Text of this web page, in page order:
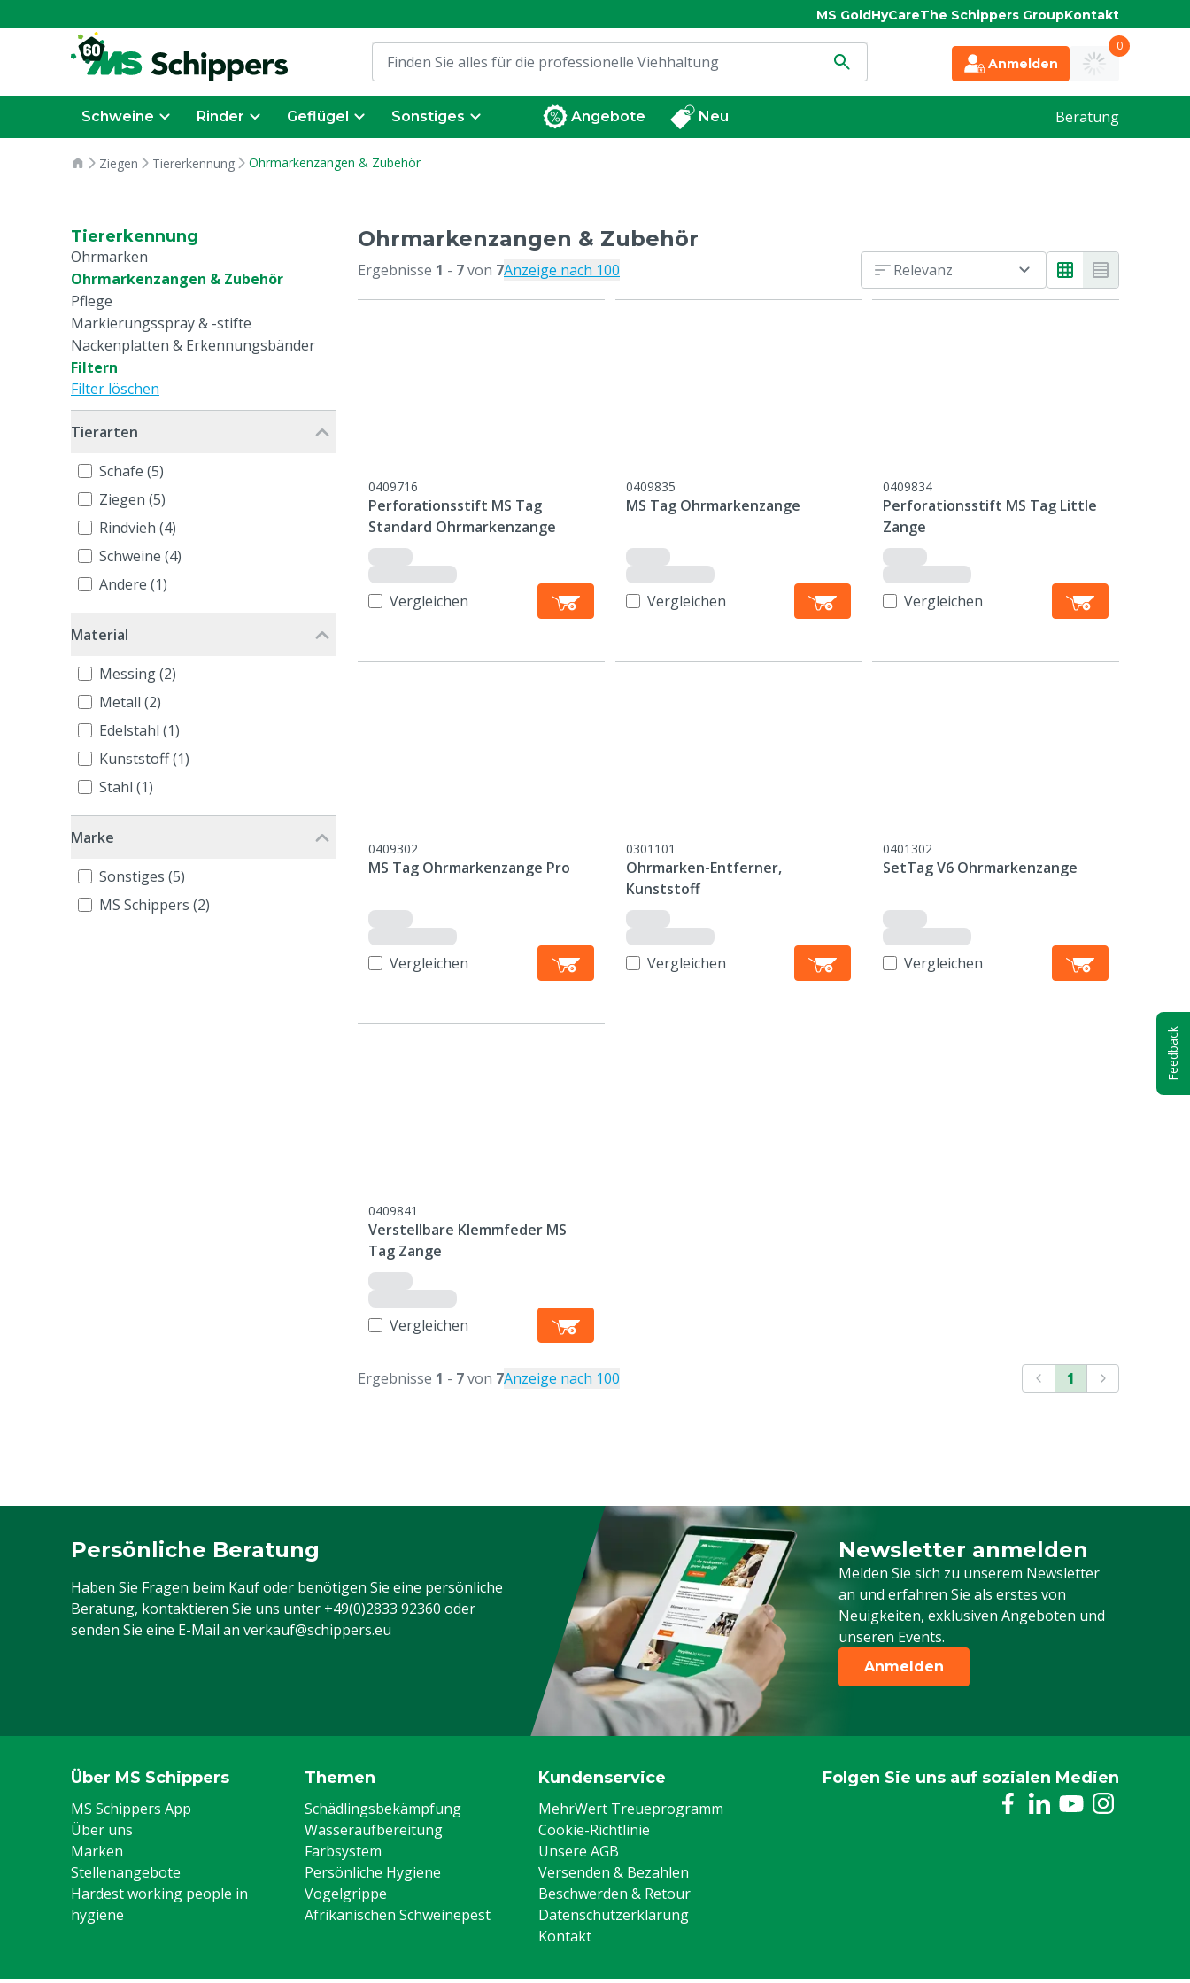
MS GoldHyCareThe Schippers GroupKontakt
Anmelden
0
Schweine Rinder Geflügel Sonstiges Angebote Neu Beratung
Ziegen Tiererkennung Ohrmarkenzangen & Zubehör
Tiererkennung
Ohrmarken
Ohrmarkenzangen & Zubehör
Pflege
Markierungsspray & -stifte
Nackenplatten & Erkennungsbänder
Filtern
Filter löschen
Tierarten
Schafe (5)
Ziegen (5)
Rindvieh (4)
Schweine (4)
Andere (1)
Material
Messing (2)
Metall (2)
Edelstahl (1)
Kunststoff (1)
Stahl (1)
Marke
Sonstiges (5)
MS Schippers (2)
Ohrmarkenzangen & Zubehör
Ergebnisse 1 - 7von 7Anzeige nach 100 Relevanz
0409716
Perforationsstift MS Tag
Standard Ohrmarkenzange
Vergleichen
0409835
MS Tag Ohrmarkenzange
Vergleichen
0409834
Perforationsstift MS Tag Little
Zange
Vergleichen
0409302
MS Tag Ohrmarkenzange Pro
Vergleichen
0301101
Ohrmarken-Entferner,
Kunststoff
Vergleichen
0401302
SetTag V6 Ohrmarkenzange
Vergleichen
0409841
Verstellbare Klemmfeder MS
Tag Zange
Vergleichen
Ergebnisse 1 - 7von 7Anzeige nach 100 1
Persönliche Beratung
Haben Sie Fragen beim Kauf oder benötigen Sie eine persönliche
Beratung, kontaktieren Sie uns unter +49(0)2833 92360 oder
senden Sie eine E-Mail an verkauf@schippers.eu
Newsletter anmelden
Melden Sie sich zu unserem Newsletter
an und erfahren Sie als erstes von
Neuigkeiten, exklusiven Angeboten und
unseren Events.
Melden Sie sich für unseren Newsletter
Anmelden
Über MS Schippers
MS Schippers App
Über uns
Marken
Stellenangebote
Hardest working people in
hygiene
Themen
Schädlingsbekämpfung
Wasseraufbereitung
Farbsystem
Persönliche Hygiene
Vogelgrippe
Afrikanischen Schweinepest
Kundenservice
MehrWert Treueprogramm
Cookie-Richtlinie
Unsere AGB
Versenden & Bezahlen
Beschwerden & Retour
Datenschutzerklärung
Kontakt
Folgen Sie uns auf sozialen Medien
Feedback